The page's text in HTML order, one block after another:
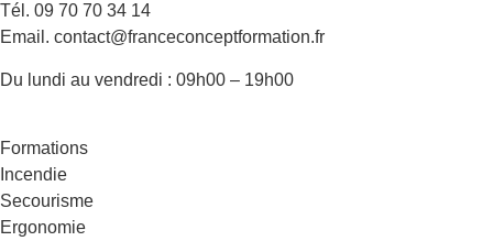
Tél. 09 70 70 34 14
Email. contact@franceconceptformation.fr
Du lundi au vendredi : 09h00 – 19h00
Formations
Incendie
Secourisme
Ergonomie